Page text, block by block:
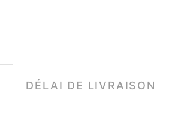
DÉLAI DE LIVRAISON